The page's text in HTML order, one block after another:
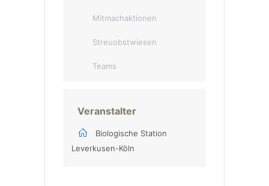
Mitmachaktionen
Streuobstwiesen
Teams
Veranstalter
Biologische Station
Leverkusen-Köln